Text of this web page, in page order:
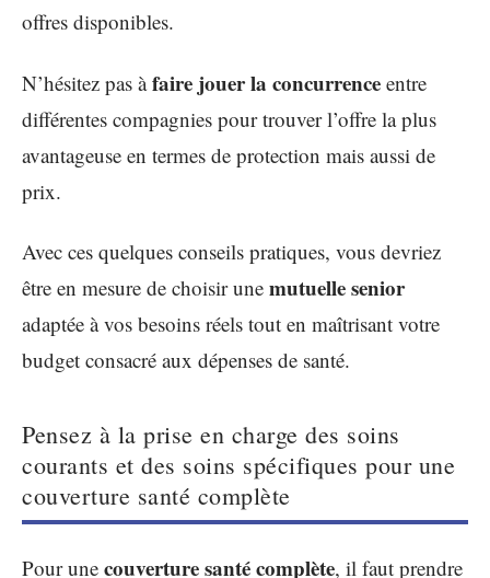
offres disponibles.
N’hésitez pas àfaire jouer la concurrence entre
différentes compagnies pour trouver l’offre la plus
avantageuse en termes de protection mais aussi de
prix.
Avec ces quelques conseils pratiques, vous devriez
être en mesure de choisir une mutuelle senior
adaptée à vos besoins réels tout en maîtrisant votre
budget consacré aux dépenses de santé.
Pensez à la prise en charge des soins
courants et des soins spécifiques pour une
couverture santé complète
Pour une couverture santé complète, il faut prendre